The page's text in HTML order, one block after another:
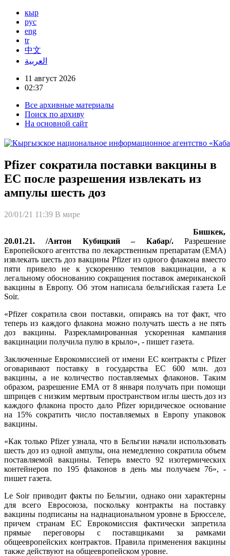
кыр
рус
eng
tr
中文
العربية
11 август 2026
02:37
Все архивные материалы
Поиск по архиву
На основной сайт
Pfizer сократила поставки вакцины в
ЕС после разрешения извлекать из
ампулы шесть доз
20/01/21 11:39 В мире
Бишкек,
20.01.21. /Антон Кубицкий – Кабар/.Разрешение
Европейского агентства по лекарственным препаратам (ЕМА)
извлекать шесть доз вакцины Pfizer из одного флакона вместо
пяти привело не к ускорению темпов вакцинации, а к
легальному обоснованию сокращения поставок американской
вакцины в Европу. Об этом написала бельгийская газета Le
Soir.
«Pfizer сократила свои поставки, опираясь на тот факт, что
теперь из каждого флакона можно получать шесть а не пять
доз вакцины. Разрекламированная ускоренная кампания
вакцинации получила пулю в крыло», - пишет газета.
Заключенные Еврокомиссией от имени ЕС контракты с Pfizer
оговаривают поставку в государства ЕС 600 млн. доз
вакцины, а не количество поставляемых флаконов. Таким
образом, разрешение EMA от 8 января получать при помощи
шприцев с низким мертвым пространством иглы шесть доз из
каждого флакона просто дало Pfizer юридическое основание
на 15% сократить число поставляемых в Европу упаковок
вакцины.
«Как только Pfizer узнала, что в Бельгии начали использовать
шесть доз из одной ампулы, она немедленно сократила объем
поставляемой вакцины. Теперь вместо 92 изотермических
контейнеров по 195 флаконов в день мы получаем 76», -
пишет газета.
Le Soir приводит факты по Бельгии, однако они характерны
для всего Евросоюза, поскольку контракты на поставку
вакцины подписаны на наднациональном уровне в Брюсселе,
причем странам ЕС Еврокомиссия фактически запретила
прямые переговоры с поставщиками за рамками
общеевропейских контрактов. Правила применения вакцины
также действуют на общеевропейском уровне.